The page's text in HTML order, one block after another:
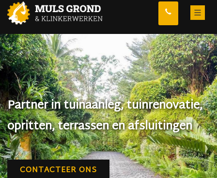
Partner in tuinaanleg, tuinrenovatie,
opritten, terrassen en afsluitingen
CONTACTEER ONS